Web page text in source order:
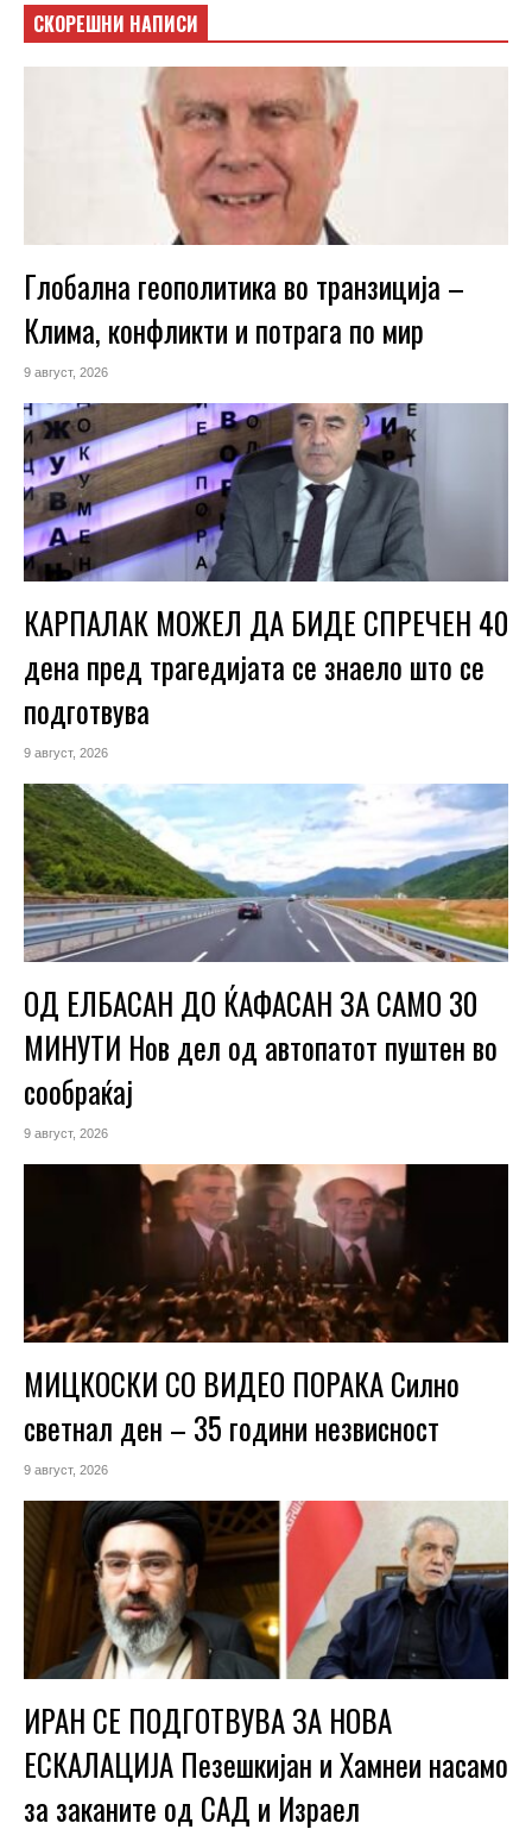
СКОРЕШНИ НАПИСИ
Глобална геополитика во транзиција –
Клима, конфликти и потрага по мир
9 август, 2026
КАРПАЛАК МОЖЕЛ ДА БИДЕ СПРЕЧЕН 40
дена пред трагедијата се знаело што се
подготвува
9 август, 2026
ОД ЕЛБАСАН ДО ЌАФАСАН ЗА САМО 30
МИНУТИ Нов дел од автопатот пуштен во
сообраќај
9 август, 2026
МИЦКОСКИ СО ВИДЕО ПОРАКА Силно
светнал ден – 35 години незвисност
9 август, 2026
ИРАН СЕ ПОДГОТВУВА ЗА НОВА
ЕСКАЛАЦИЈА Пезешкијан и Хамнеи насамо
за заканите од САД и Израел